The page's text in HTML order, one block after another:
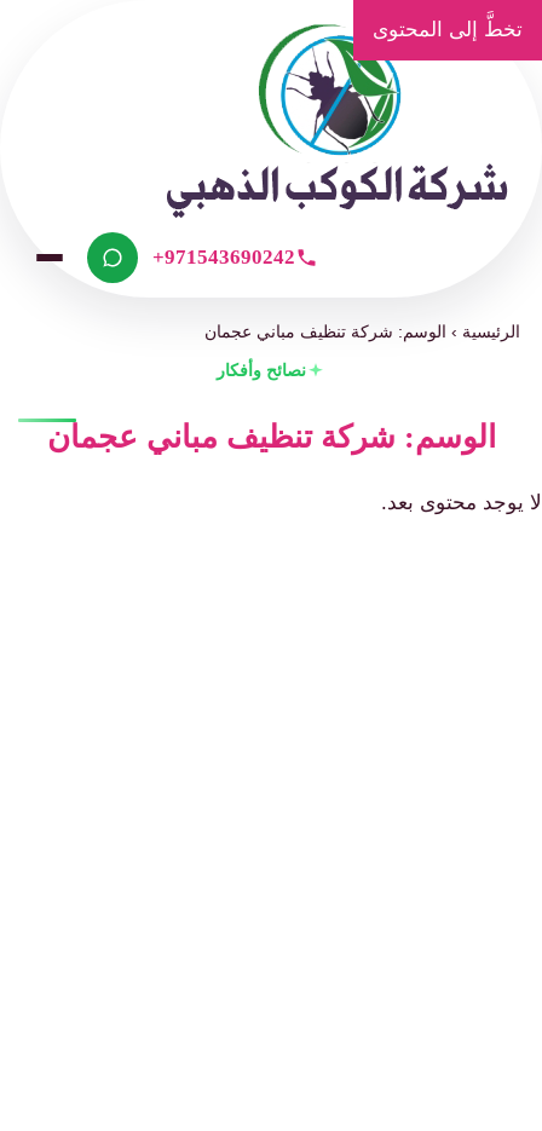
تخطَّ إلى المحتوى
+971543690242
الرئيسية ›الوسم: شركة تنظيف مباني عجمان
نصائح وأفكار
الوسم: شركة تنظيف مباني عجمان
لا يوجد محتوى بعد.